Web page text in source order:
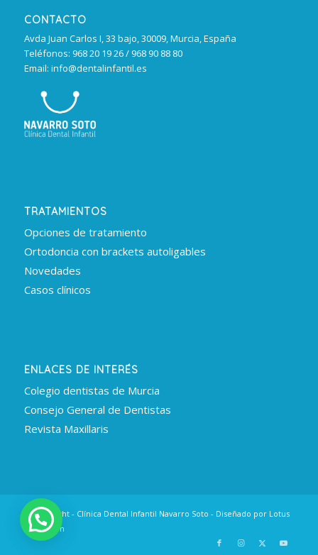
CONTACTO
Avda Juan Carlos I, 33 bajo, 30009, Murcia, España
Teléfonos: 968 20 19 26 / 968 90 88 80
Email: info@dentalinfantil.es
TRATAMIENTOS
Opciones de tratamiento
Ortodoncia con brackets autoligables
Novedades
Casos clínicos
ENLACES DE INTERÉS
Colegio dentistas de Murcia
Consejo General de Dentistas
Revista Maxillaris
© Copyright - Clínica Dental Infantil Navarro Soto - Diseñado por Lotus
Innovation